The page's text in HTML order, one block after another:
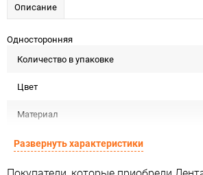
Описание
Односторонняя
Количество в упаковке
Цвет
Материал
Срок годности
Развернуть характеристики